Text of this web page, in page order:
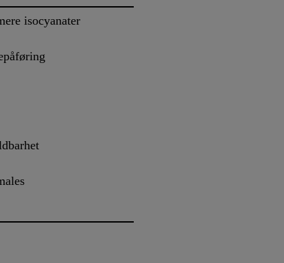
isocyanater